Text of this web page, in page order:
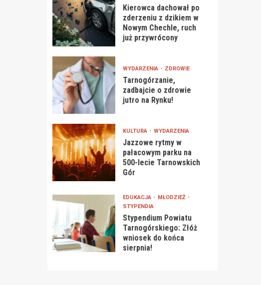
Kierowca dachował po
zderzeniu z dzikiem w
Nowym Chechle, ruch
już przywrócony
WYDARZENIA ZDROWIE
Tarnogórzanie,
zadbajcie o zdrowie
jutro na Rynku!
KULTURA WYDARZENIA
Jazzowe rytmy w
pałacowym parku na
500-lecie Tarnowskich
Gór
EDUKACJA
MŁODZIEŻ
STYPENDIA
Stypendium Powiatu
Tarnogórskiego: Złóż
wniosek do końca
sierpnia!